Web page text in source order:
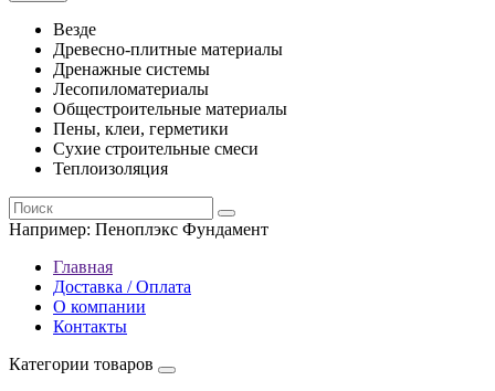
Везде
Древесно-плитные материалы
Дренажные системы
Лесопиломатериалы
Общестроительные материалы
Пены, клеи, герметики
Сухие строительные смеси
Теплоизоляция
Например: Пеноплэкс Фундамент
Главная
Доставка / Оплата
О компании
Контакты
Категории товаров